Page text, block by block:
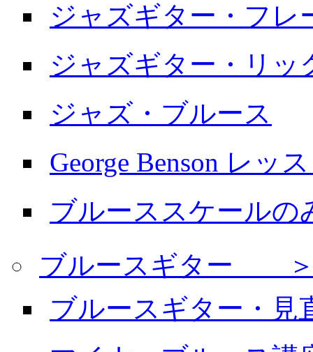
ジャズギター・フレ
ジャズギター・リッ
ジャズ・ブルース
George Benson レッ
ブルーススケールの
ブルースギター ＞
ブルースギター・見